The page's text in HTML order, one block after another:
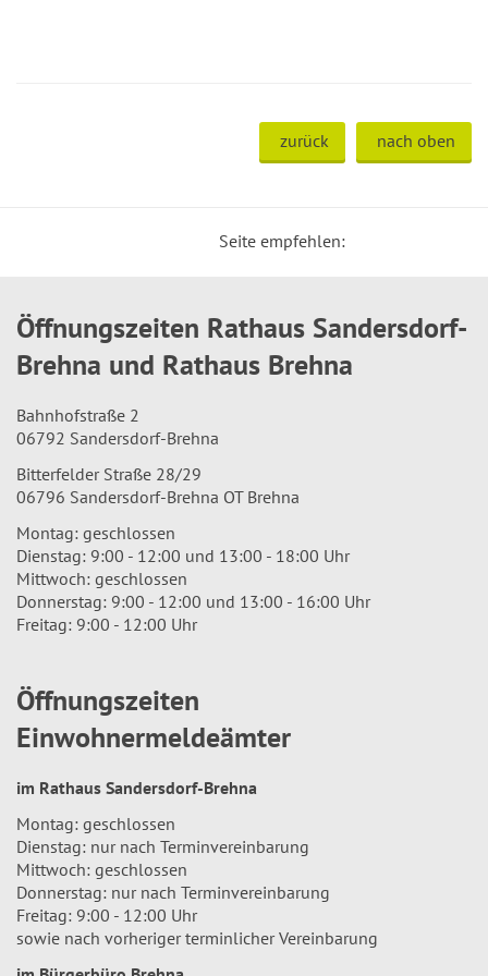
zurück nach oben
Seite empfehlen:
Öffnungszeiten Rathaus Sandersdorf-
Brehna und Rathaus Brehna
Bahnhofstraße 2
06792 Sandersdorf-Brehna
Bitterfelder Straße 28/29
06796 Sandersdorf-Brehna OT Brehna
Montag: geschlossen
Dienstag: 9:00 - 12:00 und 13:00 - 18:00 Uhr
Mittwoch: geschlossen
Donnerstag: 9:00 - 12:00 und 13:00 - 16:00 Uhr
Freitag: 9:00 - 12:00 Uhr
Öffnungszeiten
Einwohnermeldeämter
im Rathaus Sandersdorf-Brehna
Montag: geschlossen
Dienstag: nur nach Terminvereinbarung
Mittwoch: geschlossen
Donnerstag: nur nach Terminvereinbarung
Freitag: 9:00 - 12:00 Uhr
sowie nach vorheriger terminlicher Vereinbarung